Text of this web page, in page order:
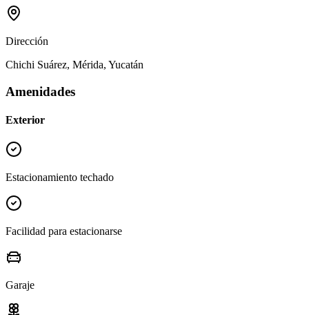
Dirección
Chichi Suárez, Mérida, Yucatán
Amenidades
Exterior
Estacionamiento techado
Facilidad para estacionarse
Garaje